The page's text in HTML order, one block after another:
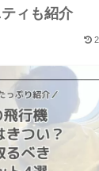
ィも紹介